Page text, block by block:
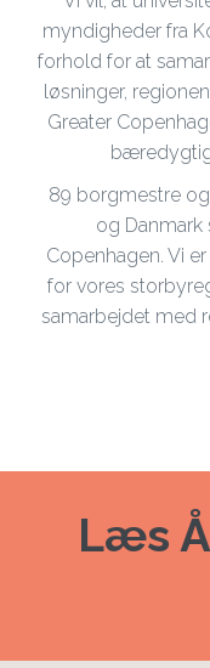
myndigheder fra
forhold for at
løsninger,
Greater
89 borgmestre
og
Copenhagen. Vi
for vores
samarbejdet med
Læs